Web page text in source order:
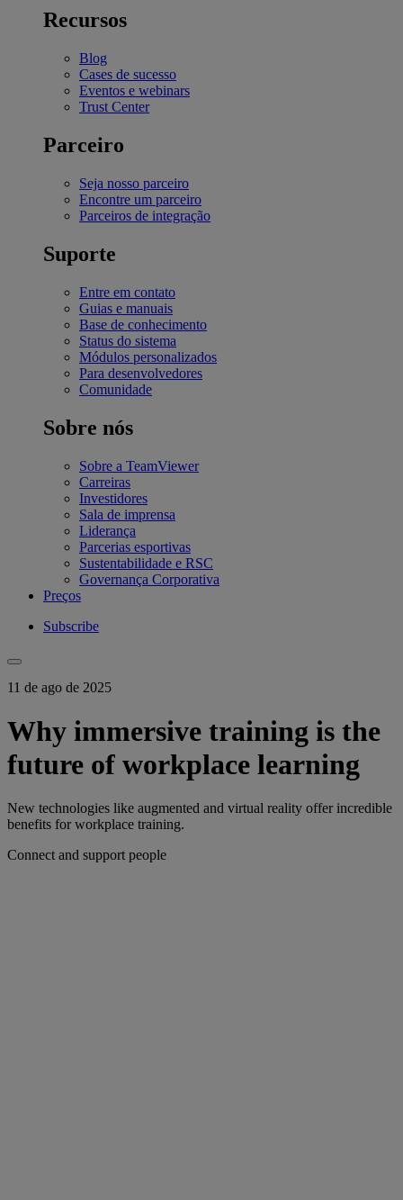
Recursos
Blog
Cases de sucesso
Eventos e webinars
Trust Center
Parceiro
Seja nosso parceiro
Encontre um parceiro
Parceiros de integração
Suporte
Entre em contato
Guias e manuais
Base de conhecimento
Status do sistema
Módulos personalizados
Para desenvolvedores
Comunidade
Sobre nós
Sobre a TeamViewer
Carreiras
Investidores
Sala de imprensa
Liderança
Parcerias esportivas
Sustentabilidade e RSC
Governança Corporativa
Preços
Subscribe
11 de ago de 2025
Why immersive training is the
future of workplace learning
New technologies like augmented and virtual reality offer incredible
benefits for workplace training.
Connect and support people